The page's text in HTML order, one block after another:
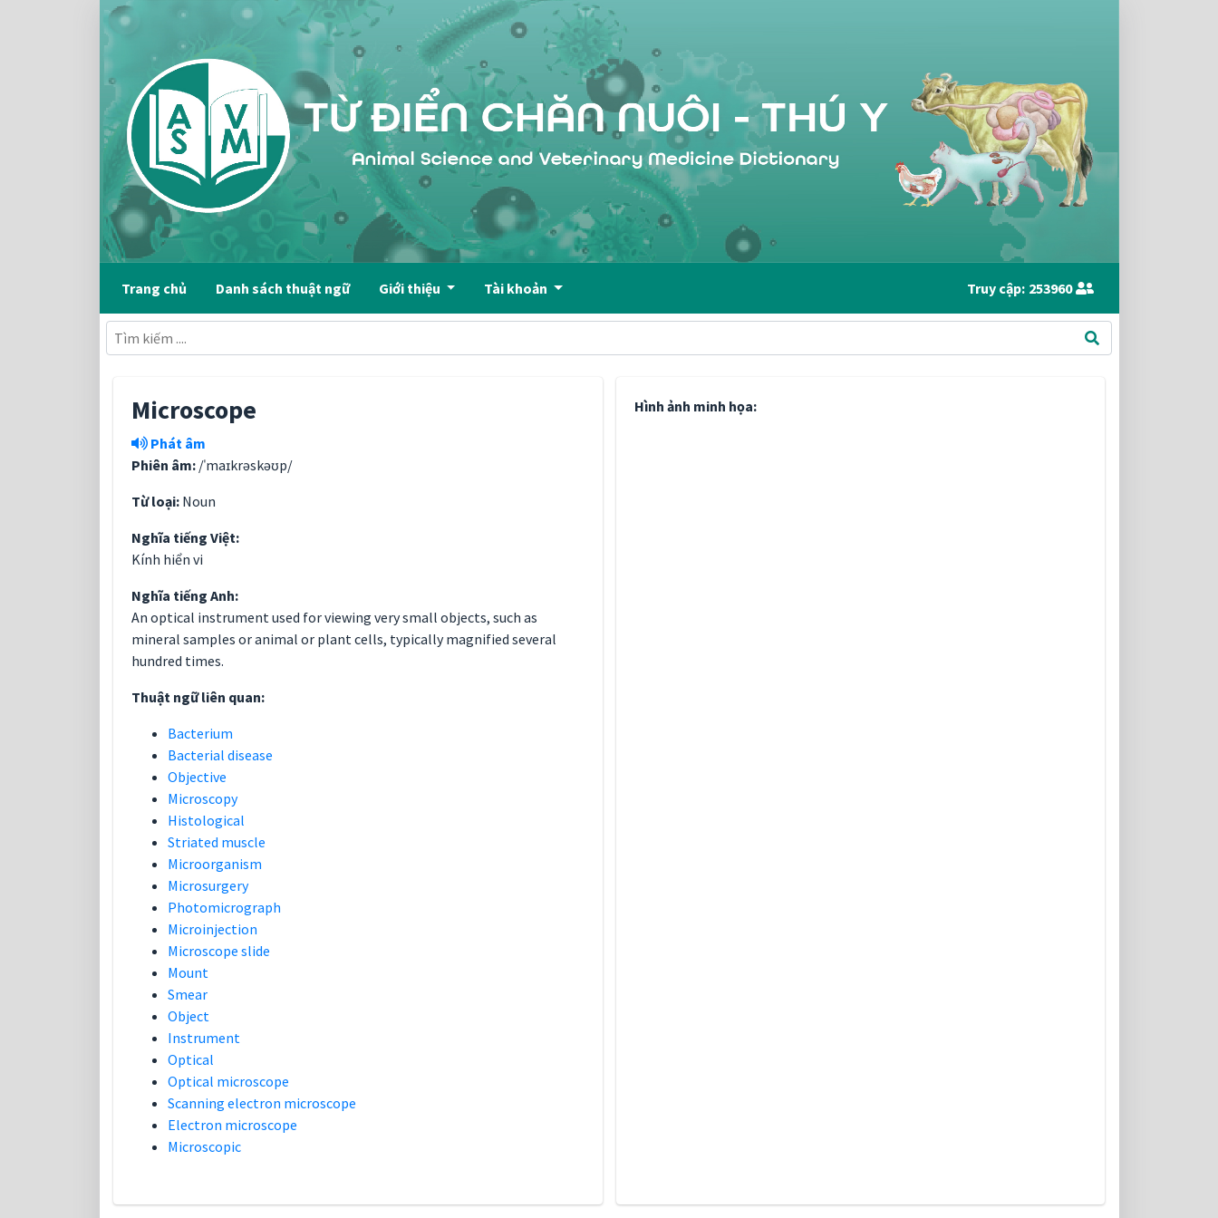
Trang chủ Danh sách thuật ngữ Giới thiệu Tài khoản Truy cập: 253960
Microscope
Phát âm
Phiên âm: /ˈmaɪkrəskəʊp/
Từ loại: Noun
Nghĩa tiếng Việt:
Kính hiển vi
Nghĩa tiếng Anh:
An optical instrument used for viewing very small objects, such as
mineral samples or animal or plant cells, typically magnified several
hundred times.
Thuật ngữ liên quan:
Bacterium
Bacterial disease
Objective
Microscopy
Histological
Striated muscle
Microorganism
Microsurgery
Photomicrograph
Microinjection
Microscope slide
Mount
Smear
Object
Instrument
Optical
Optical microscope
Scanning electron microscope
Electron microscope
Microscopic
Hình ảnh minh họa: